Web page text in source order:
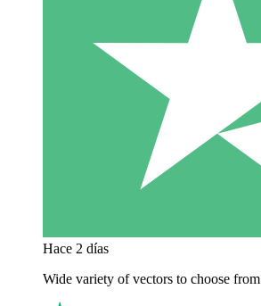
Hace 2 días
Wide variety of vectors to choose from